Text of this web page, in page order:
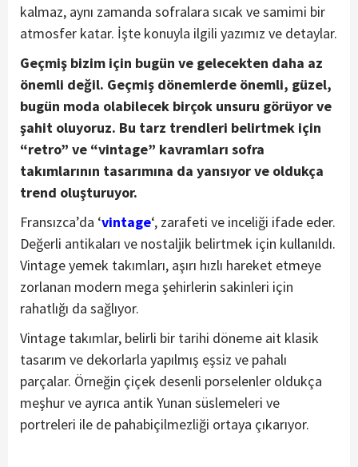
kalmaz, aynı zamanda sofralara sıcak ve samimi bir
atmosfer katar. İşte konuyla ilgili yazımız ve detaylar.
Geçmiş bizim için bugün ve gelecekten daha az
önemli değil. Geçmiş dönemlerde önemli, güzel,
bugün moda olabilecek birçok unsuru görüyor ve
şahit oluyoruz. Bu tarz trendleri belirtmek için
“retro” ve “vintage” kavramları sofra
takımlarının tasarımına da yansıyor ve oldukça
trend oluşturuyor.
Fransızca’da ‘vintage‘, zarafeti ve inceliği ifade eder.
Değerli antikaları ve nostaljik belirtmek için kullanıldı.
Vintage yemek takımları, aşırı hızlı hareket etmeye
zorlanan modern mega şehirlerin sakinleri için
rahatlığı da sağlıyor.
Vintage takımlar, belirli bir tarihi döneme ait klasik
tasarım ve dekorlarla yapılmış eşsiz ve pahalı
parçalar. Örneğin çiçek desenli porselenler oldukça
meşhur ve ayrıca antik Yunan süslemeleri ve
portreleri ile de pahabiçilmezliği ortaya çıkarıyor.